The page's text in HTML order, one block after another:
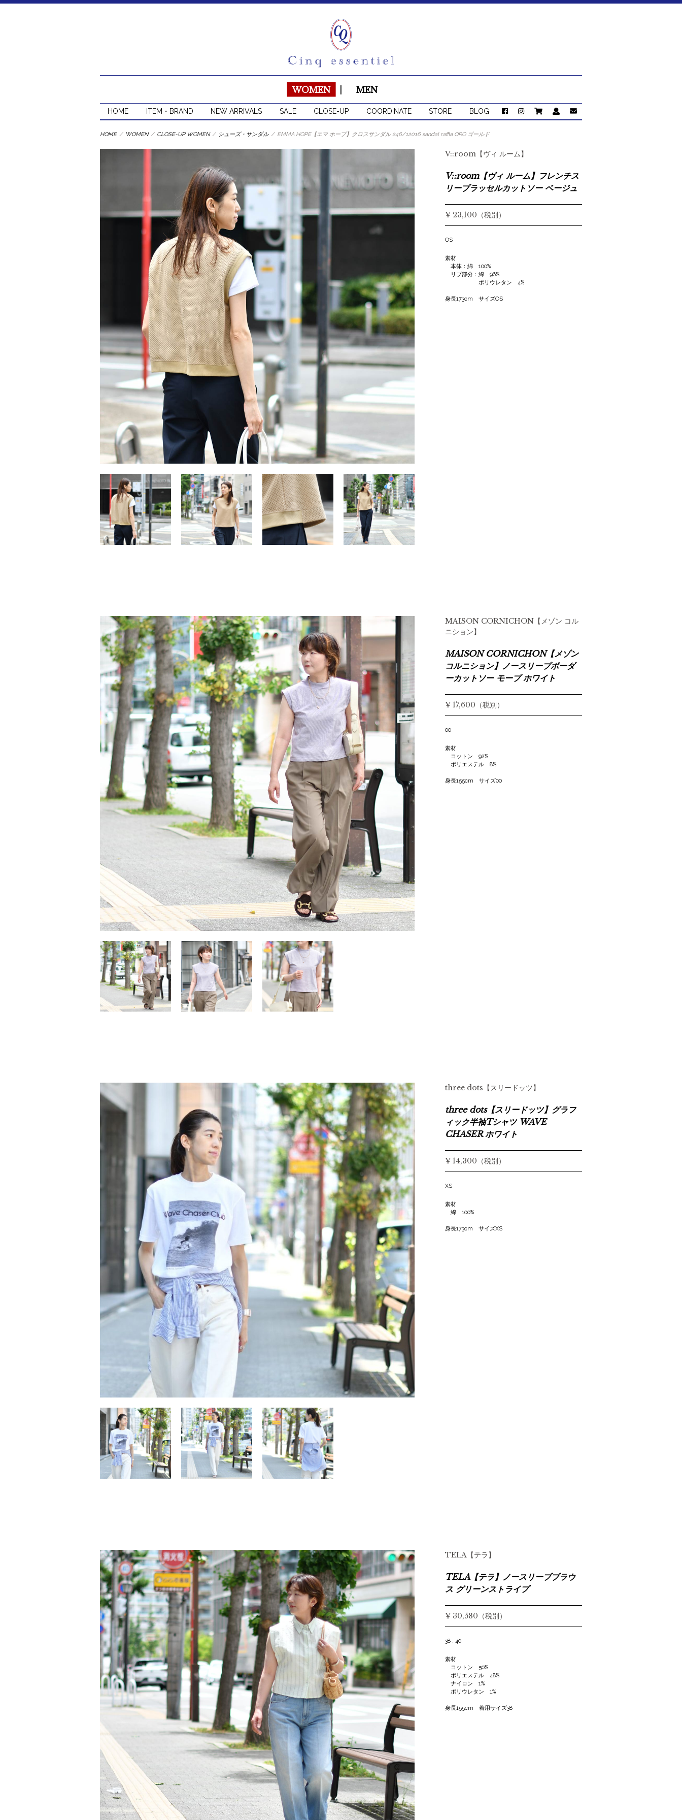
WOMEN MEN
HOME ITEM・BRAND NEW ARRIVALS SALE CLOSE-UP COORDINATE STORE BLOG
HOME / WOMEN / CLOSE-UP WOMEN / シューズ・サンダル / EMMA HOPE【エマ ホープ】クロスサンダル 246/12016 sandal raffia ORO ゴールド
V::room【ヴィ ルーム】
V::room【ヴィ ルーム】フレンチス
リーブラッセルカットソー ベージュ
¥ 23,100（税別）
OS
素材
本体：綿 100%
リブ部分：綿 96%
ポリウレタン 4%
身長173cm サイズOS
MAISON CORNICHON【メゾン コル
ニション】
MAISON CORNICHON【メゾン
コルニション】ノースリーブボーダ
ーカットソー モーブ ホワイト
¥ 17,600（税別）
00
素材
コットン 92%
ポリエステル 8%
身長155cm サイズ00
three dots【スリードッツ】
three dots【スリードッツ】グラフ
ィック半袖Tシャツ WAVE
CHASER ホワイト
¥ 14,300（税別）
XS
素材
綿 100%
身長173cm サイズXS
TELA【テラ】
TELA【テラ】ノースリーブブラウ
ス グリーンストライプ
¥ 30,580（税別）
38 , 40
素材
コットン 50%
ポリエステル 48%
ナイロン 1%
ポリウレタン 1%
身長155cm 着用サイズ38